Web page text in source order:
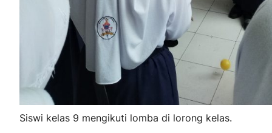
Siswi kelas 9 mengikuti lomba di lorong kelas.